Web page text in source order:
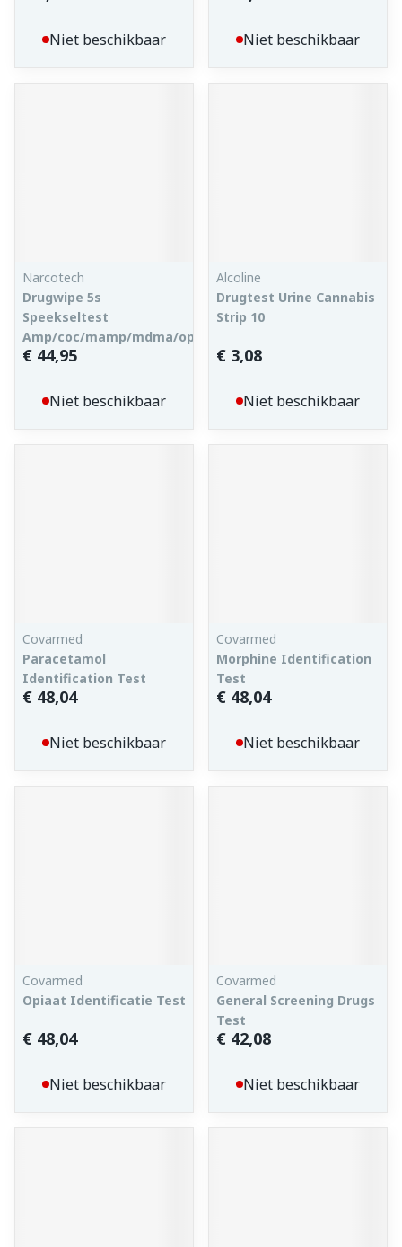
Niet beschikbaar Niet beschikbaar
Narcotech
Drugwipe 5s
Speekseltest
Amp/coc/mamp/mdma/opi/thc
€ 44,95
Niet beschikbaar
Alcoline
Drugtest Urine Cannabis
Strip 10
€ 3,08
Niet beschikbaar
Covarmed
Paracetamol
Identification Test
€ 48,04
Niet beschikbaar
Covarmed
Morphine Identification
Test
€ 48,04
Niet beschikbaar
Covarmed
Opiaat Identificatie Test
€ 48,04
Niet beschikbaar
Covarmed
General Screening Drugs
Test
€ 42,08
Niet beschikbaar